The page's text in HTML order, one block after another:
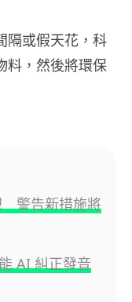
隔或假天花，科
料，然後將環保
警告新措施將
AI 糾正發音